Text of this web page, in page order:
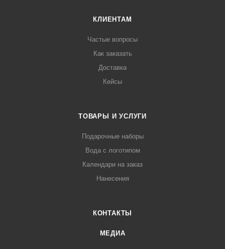
КЛИЕНТАМ
Частые вопросы
Как заказать
Доставка
Кейсы
ТОВАРЫ И УСЛУГИ
Подарочные наборы
Вода с логотипом
Календари на заказ
Нанесения
КОНТАКТЫ
МЕДИА